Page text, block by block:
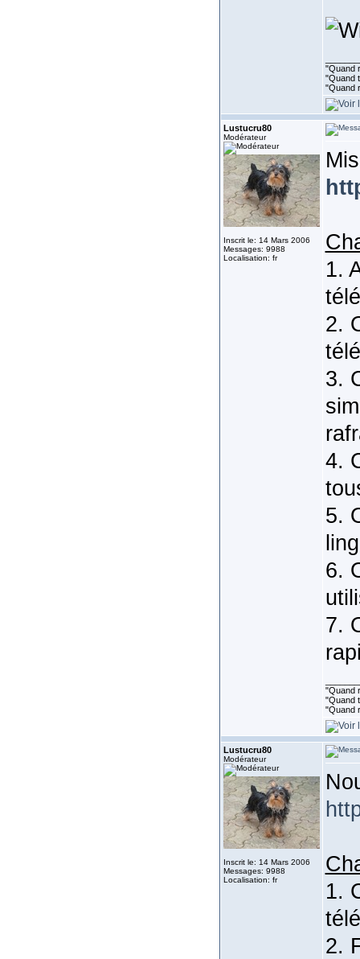
"Quand
"Quand
"Quand
Lustucru80
Modérateur
Inscrit le: 14 Mars 2006
Messages: 9988
Localisation: fr
1.
2.
3.
4.
5.
6.
7.
"Quand
"Quand
"Quand
Lustucru80
Modérateur
Inscrit le: 14 Mars 2006
Messages: 9988
Localisation: fr
1.
2.